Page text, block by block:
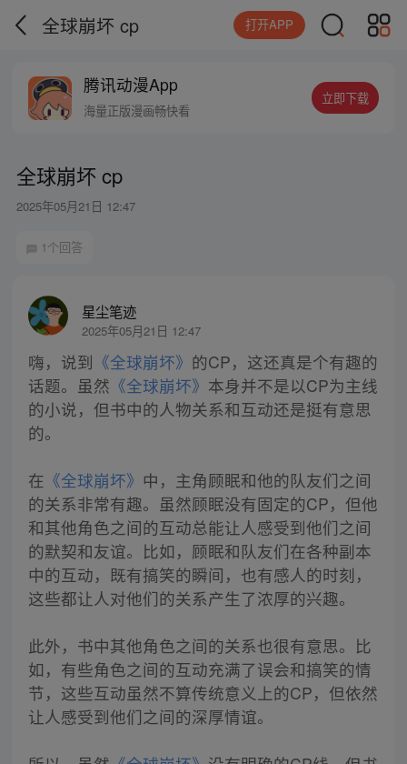
全球崩坏 cp 打开APP
腾讯动漫App
海量正版漫画畅快看
立即下载
全球崩坏 cp
2025年05月21日 12:47
1个回答
星尘笔迹
2025年05月21日 12:47
嗨，说到 《全球崩坏》 的CP，这还真是个有趣的
话题。虽然 《全球崩坏》 本身并不是以CP为主线
的小说，但书中的人物关系和互动还是挺有意思
的。
在 《全球崩坏》 中，主角顾眠和他的队友们之间
的关系非常有趣。虽然顾眠没有固定的CP，但他
和其他角色之间的互动总能让人感受到他们之间
的默契和友谊。比如，顾眠和队友们在各种副本
中的互动，既有搞笑的瞬间，也有感人的时刻，
这些都让人对他们的关系产生了浓厚的兴趣。
此外，书中其他角色之间的关系也很有意思。比
如，有些角色之间的互动充满了误会和搞笑的情
节，这些互动虽然不算传统意义上的CP，但依然
让人感受到他们之间的深厚情谊。